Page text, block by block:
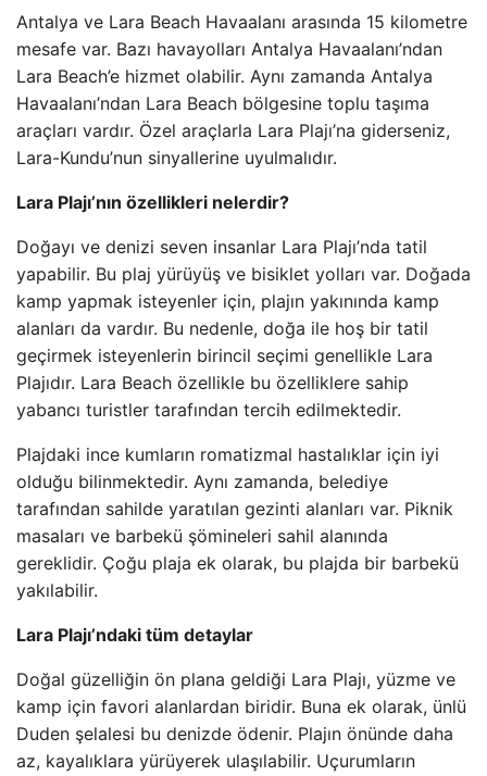
Antalya ve Lara Beach Havaalanı arasında 15 kilometre
mesafe var. Bazı havayolları Antalya Havaalanı’ndan
Lara Beach’e hizmet olabilir. Aynı zamanda Antalya
Havaalanı’ndan Lara Beach bölgesine toplu taşıma
araçları vardır. Özel araçlarla Lara Plajı’na giderseniz,
Lara-Kundu’nun sinyallerine uyulmalıdır.
Lara Plajı’nın özellikleri nelerdir?
Doğayı ve denizi seven insanlar Lara Plajı’nda tatil
yapabilir. Bu plaj yürüyüş ve bisiklet yolları var. Doğada
kamp yapmak isteyenler için, plajın yakınında kamp
alanları da vardır. Bu nedenle, doğa ile hoş bir tatil
geçirmek isteyenlerin birincil seçimi genellikle Lara
Plajıdır. Lara Beach özellikle bu özelliklere sahip
yabancı turistler tarafından tercih edilmektedir.
Plajdaki ince kumların romatizmal hastalıklar için iyi
olduğu bilinmektedir. Aynı zamanda, belediye
tarafından sahilde yaratılan gezinti alanları var. Piknik
masaları ve barbekü şömineleri sahil alanında
gereklidir. Çoğu plaja ek olarak, bu plajda bir barbekü
yakılabilir.
Lara Plajı’ndaki tüm detaylar
Doğal güzelliğin ön plana geldiği Lara Plajı, yüzme ve
kamp için favori alanlardan biridir. Buna ek olarak, ünlü
Duden şelalesi bu denizde ödenir. Plajın önünde daha
az, kayalıklara yürüyerek ulaşılabilir. Uçurumların